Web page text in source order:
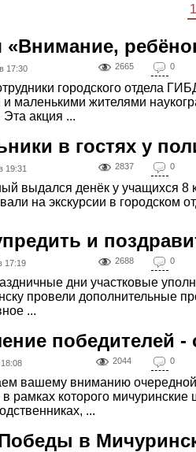
1
«Внимание,
17:30 2665 0
городского отдела
и маленькими жителями
Эта акция ...
в гостях у
19:31 2837 0
выдался денёк у учащихся
на экскурсии в городском
и
17:19 2688 0
дни участковые
провели дополнительные
...
победителей -
2044 0
вашему вниманию
рамках которого
...
в